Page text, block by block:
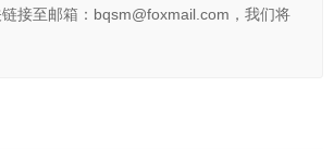
接至邮箱：bqsm@foxmail.com，我们将